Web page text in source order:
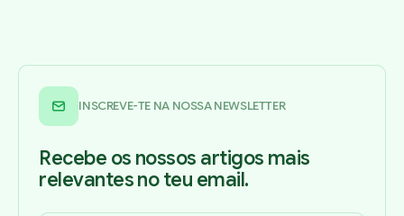
INSCREVE-TE NA NOSSA NEWSLETTER
Recebe os nossos artigos mais
relevantes no teu email.